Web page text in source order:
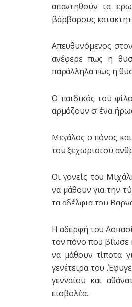
απαντηθούν τα
βάρβαρους
Απευθυνόμενος
ανέφερε πως η
παράλληλα πως η
Ο παιδικός του
αρμόζουν σ’ ένα
Μεγάλος ο πόνος
του ξεχωριστού
Οι γονείς του
να μάθουν για την
τα αδέλφια του
Η αδερφή του
τον πόνο που βίωσε
να μάθουν τίποτα
γενέτειρα του
γενναίου και
εισβολέα.